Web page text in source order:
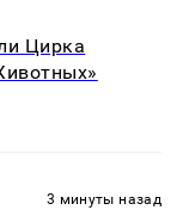
Цирка
3 минуты назад